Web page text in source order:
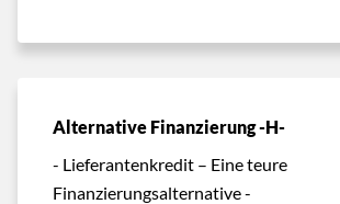
Alternative Finanzierung -H-
- Lieferantenkredit – Eine teure
Finanzierungsalternative -